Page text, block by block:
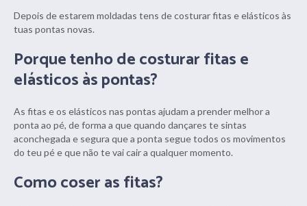
Depois de estarem moldadas tens de costurar fitas e elásticos às
tuas pontas novas.
Porque tenho de costurar fitas e
elásticos às pontas?
As fitas e os elásticos nas pontas ajudam a prender melhor a
ponta ao pé, de forma a que quando dançares te sintas
aconchegada e segura que a ponta segue todos os movimentos
do teu pé e que não te vai cair a qualquer momento.
Como coser as fitas?